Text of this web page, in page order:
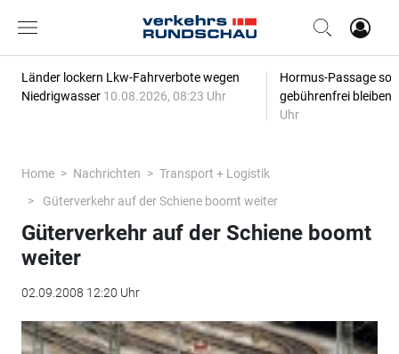
Länder lockern Lkw-Fahrverbote wegen
Niedrigwasser 10.08.2026, 08:23 Uhr
Hormus-Passage
gebührenfrei bleiben
Uhr
Home Nachrichten
Transport + Logistik
Güterverkehr auf der Schiene boomt weiter
Güterverkehr auf der Schiene boomt
weiter
02.09.2008 12:20 Uhr